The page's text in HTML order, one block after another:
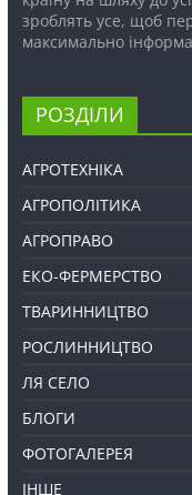
зроблять усе, щоб
максимально
РОЗДІЛИ
АГРОТЕХНІКА
АГРОПОЛІТИКА
АГРОПРАВО
ЕКО-ФЕРМЕРСТВО
ТВАРИННИЦТВО
РОСЛИННИЦТВО
ЛЯ СЕЛО
БЛОГИ
ФОТОГАЛЕРЕЯ
ІНШЕ